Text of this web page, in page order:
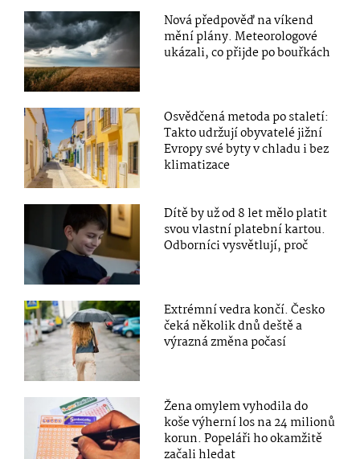
Nová předpověď na víkend
mění plány. Meteorologové
ukázali, co přijde po bouřkách
Osvědčená metoda po staletí:
Takto udržují obyvatelé jižní
Evropy své byty v chladu i bez
klimatizace
Dítě by už od 8 let mělo platit
svou vlastní platební kartou.
Odborníci vysvětlují, proč
Extrémní vedra končí. Česko
čeká několik dnů deště a
výrazná změna počasí
Žena omylem vyhodila do
koše výherní los na 24 milionů
korun. Popeláři ho okamžitě
začali hledat